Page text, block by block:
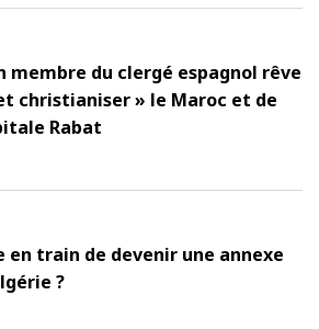
membre du clergé espagnol rêve
christianiser » le Maroc et de
Rabat
en train de devenir une annexe
?